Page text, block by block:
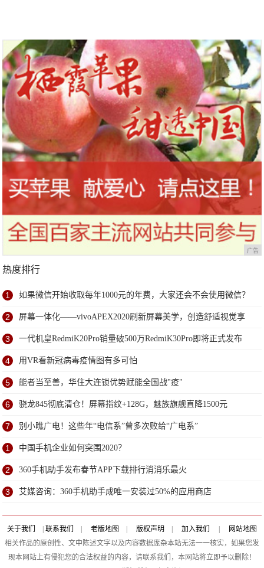
广告
热度排行
1 如果微信开始收取每年1000元的年费，大家还会不会使用微信？
2 屏幕一体化——vivoAPEX2020刷新屏幕美学，创造舒适视觉享
受
3 一代机皇RedmiK20Pro销量破500万RedmiK30Pro即将正式发布
4 用VR看新冠病毒疫情图有多可怕
5 能者当至善，华住大连锁优势赋能全国战"疫"
6 骁龙845彻底清仓！屏幕指纹+128G，魅族旗舰直降1500元
7 别小瞧广电！这些年“电信系”曾多次败给“广电系”
1 中国手机企业如何突围2020？
2 360手机助手发布春节APP下载排行消消乐最火
3 艾媒咨询：360手机助手成唯一安装过50%的应用商店
关于我们 联系我们 老版地图 版权声明 加入我们
网站地图
相关作品的原创性、文中陈述文字以及内容数据庞杂本站无法一一核实，如果您发
现本网站上有侵犯您的合法权益的内容，请联系我们，本网站将立即予以删除！